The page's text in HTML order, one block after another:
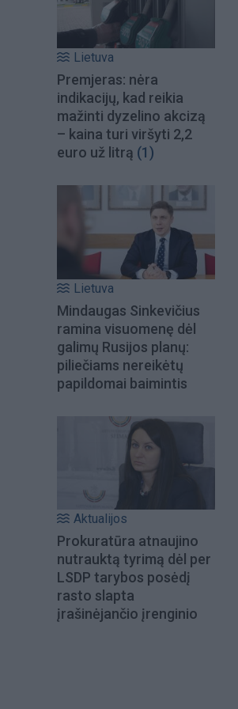
Lietuva
Premjeras: nėra
indikacijų, kad reikia
mažinti dyzelino akcizą
– kaina turi viršyti 2,2
euro už litrą (1)
Lietuva
Mindaugas Sinkevičius
ramina visuomenę dėl
galimų Rusijos planų:
piliečiams nereikėtų
papildomai baimintis
Aktualijos
Prokuratūra atnaujino
nutrauktą tyrimą dėl per
LSDP tarybos posėdį
rasto slapta
įrašinėjančio įrenginio